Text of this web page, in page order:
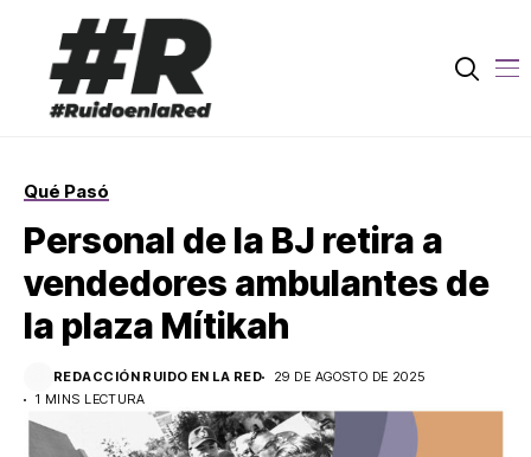
Qué Pasó
Personal de la BJ retira a
vendedores ambulantes de
la plaza Mítikah
REDACCIÓN RUIDO EN LA RED
29 DE AGOSTO DE 2025
1 MINS LECTURA